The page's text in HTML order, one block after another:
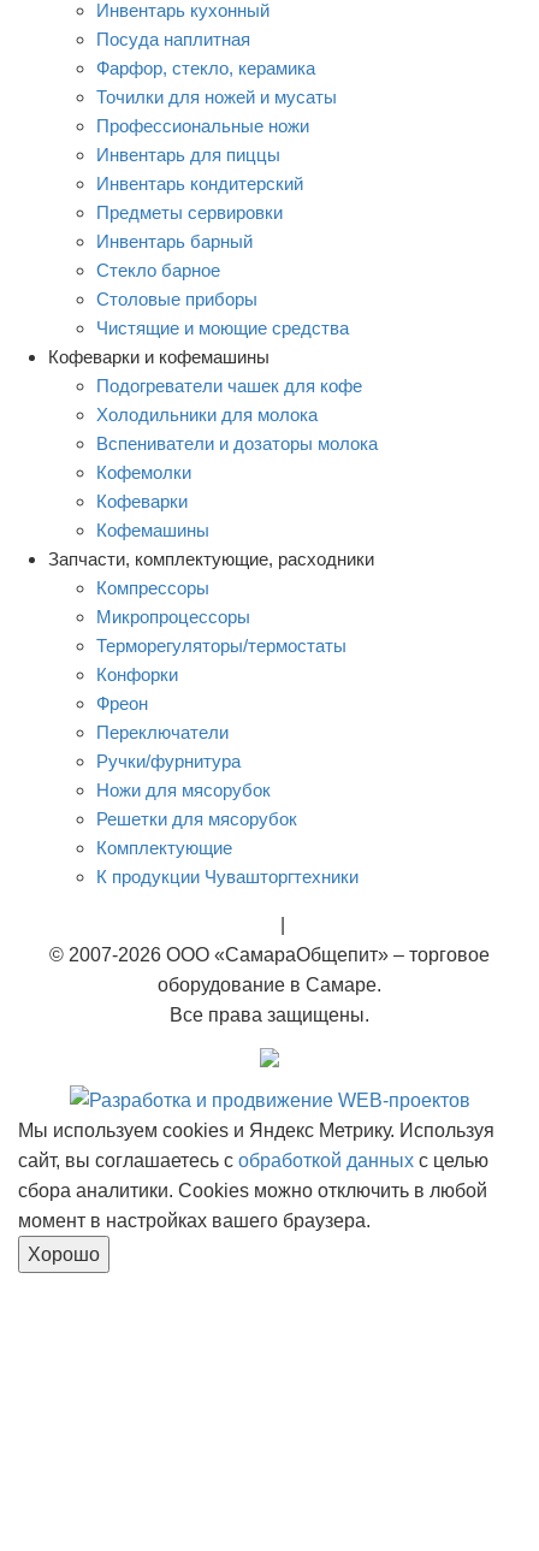
Инвентарь кухонный
Посуда наплитная
Фарфор, стекло, керамика
Точилки для ножей и мусаты
Профессиональные ножи
Инвентарь для пиццы
Инвентарь кондитерский
Предметы сервировки
Инвентарь барный
Стекло барное
Столовые приборы
Чистящие и моющие средства
Кофеварки и кофемашины
Подогреватели чашек для кофе
Холодильники для молока
Вспениватели и дозаторы молока
Кофемолки
Кофеварки
Кофемашины
Запчасти, комплектующие, расходники
Компрессоры
Микропроцессоры
Терморегуляторы/термостаты
Конфорки
Фреон
Переключатели
Ручки/фурнитура
Ножи для мясорубок
Решетки для мясорубок
Комплектующие
К продукции Чувашторгтехники
© 2007-2026 ООО «СамараОбщепит» – торговое
оборудование в Самаре.
Все права защищены.
Мы используем cookies и Яндекс Метрику. Используя
сайт, вы соглашаетесь с обработкой данных с целью
сбора аналитики. Cookies можно отключить в любой
момент в настройках вашего браузера.
Хорошо